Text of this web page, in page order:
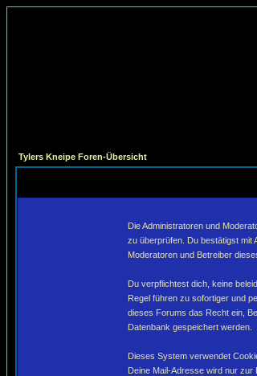
Tylers Kneipe Foren-Übersicht
Die Administratoren und
zu überprüfen. Du bestätigst mit
Moderatoren und Betreiber
Du verpflichtest dich, keine
Regel führen zu sofortiger und
dieses Forums das Recht ein,
Datenbank gespeichert werden.
Dieses System verwendet
Deine Mail-Adresse wird nur zur